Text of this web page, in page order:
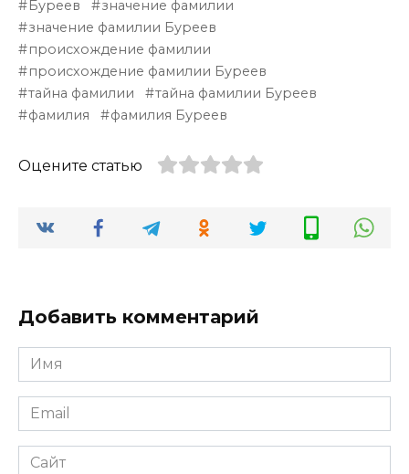
Буреев
значение фамилии
значение фамилии Буреев
происхождение фамилии
происхождение фамилии Буреев
тайна фамилии
тайна фамилии Буреев
фамилия
фамилия Буреев
Оцените статью
Добавить комментарий
Имя
*
Email
*
Сайт